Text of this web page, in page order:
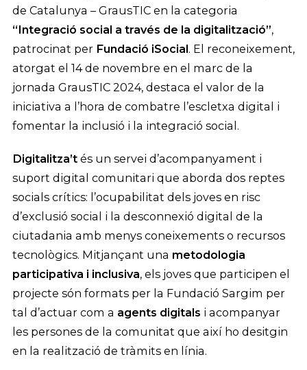
de Catalunya – GrausTIC en la categoria
“Integració social a través de la digitalització”,
patrocinat per Fundació iSocial. El reconeixement,
atorgat el 14 de novembre en el marc de la
jornada GrausTIC 2024, destaca el valor de la
iniciativa a l’hora de combatre l’escletxa digital i
fomentar la inclusió i la integració social.
Digitalitza’t és un servei d’acompanyament i
suport digital comunitari que aborda dos reptes
socials crítics: l’ocupabilitat dels joves en risc
d’exclusió social i la desconnexió digital de la
ciutadania amb menys coneixements o recursos
tecnològics. Mitjançant una metodologia
participativa i inclusiva, els joves que participen el
projecte són formats per la Fundació Sargim per
tal d’actuar com a agents digitals i acompanyar
les persones de la comunitat que així ho desitgin
en la realització de tràmits en línia.